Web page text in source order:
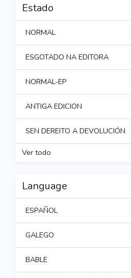
Estado
NORMAL
ESGOTADO NA EDITORA
NORMAL-EP
ANTIGA EDICION
SEN DEREITO A DEVOLUCIÓN
Ver todo
Language
ESPAÑOL
GALEGO
BABLE